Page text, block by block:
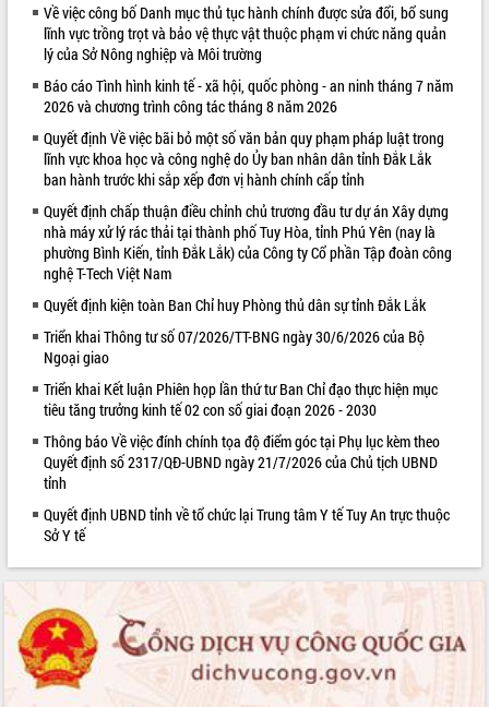
VIDEO
Loading the player...
Khám bệnh, cấp phát thuốc miễn phí
và tặng quà người dân xã Cư Pui
Hội nghị UBND tỉnh Đắk Lắk thường kỳ
tháng 7/2026
Lễ truy tặng danh hiệu “Bà Mẹ Việt
Nam Anh hùng” và trao Huân chương
Lao động
UBND tỉnh Đắk Lắk triển khai nhiệm
vụ 6 tháng cuối năm 2026
Kỳ họp thứ Hai, Hội đồng nhân dân
tỉnh khóa XI quyết nghị nhiều nội dung
quan trọng
Bí thư Tỉnh ủy Lương Nguyễn Minh
cách mạng
văn hóa, thể thao đáp ứng yêu cầu
Thường trực HĐND tỉnh Đắk Lắk gặp
mặt Đoàn chuyên gia y tế TP. Hồ Chí
Minh
Lễ truy điệu và an táng hài cốt liệt sĩ
ALBUM ẢNH
LIÊN KẾT WEB
Về việc công bố Danh mục thủ tục hành chính được sửa đổi, bổ sung
lĩnh vực trồng trọt và bảo vệ thực vật thuộc phạm vi chức năng quản
lý của Sở Nông nghiệp và Môi trường
Báo cáo Tình hình kinh tế - xã hội, quốc phòng - an ninh tháng 7 năm
2026 và chương trình công tác tháng 8 năm 2026
Quyết định Về việc bãi bỏ một số văn bản quy phạm pháp luật trong
lĩnh vực khoa học và công nghệ do Ủy ban nhân dân tỉnh Đắk Lắk
ban hành trước khi sắp xếp đơn vị hành chính cấp tỉnh
Quyết định chấp thuận điều chỉnh chủ trương đầu tư dự án Xây dựng
nhà máy xử lý rác thải tại thành phố Tuy Hòa, tỉnh Phú Yên (nay là
phường Bình Kiến, tỉnh Đắk Lắk) của Công ty Cổ phần Tập đoàn công
nghệ T-Tech Việt Nam
Quyết định kiện toàn Ban Chỉ huy Phòng thủ dân sự tỉnh Đắk Lắk
Triển khai Thông tư số 07/2026/TT-BNG ngày 30/6/2026 của Bộ
Ngoại giao
Triển khai Kết luận Phiên họp lần thứ tư Ban Chỉ đạo thực hiện mục
tiêu tăng trưởng kinh tế 02 con số giai đoạn 2026 - 2030
Thông báo Về việc đính chính tọa độ điểm góc tại Phụ lục kèm theo
Quyết định số 2317/QĐ-UBND ngày 21/7/2026 của Chủ tịch UBND
tỉnh
Quyết định UBND tỉnh về tổ chức lại Trung tâm Y tế Tuy An trực thuộc
Sở Y tế